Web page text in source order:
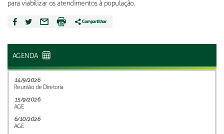
para viabilizar os atendimentos à população.
AGENDA
14/9/2026
Reunião de Diretoria
15/9/2026
AGE
6/10/2026
AGE